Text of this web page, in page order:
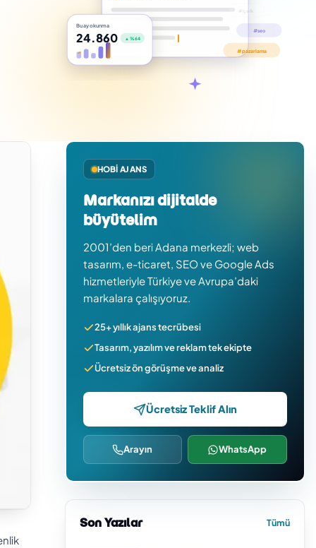
Bu ay okunma
24.860 ▲ %64
HOBI AJANS
Markanızı dijitalde
büyütelim
2001’den beri Adana merkezli; web
tasarım, e-ticaret, SEO ve Google Ads
hizmetleriyle Türkiye ve Avrupa’daki
markalara çalışıyoruz.
25+ yıllık ajans tecrübesi
Tasarım, yazılım ve reklam tek ekipte
Ücretsiz ön görüşme ve analiz
Ücretsiz Teklif Alın
Arayın WhatsApp
Son Yazılar Tümü